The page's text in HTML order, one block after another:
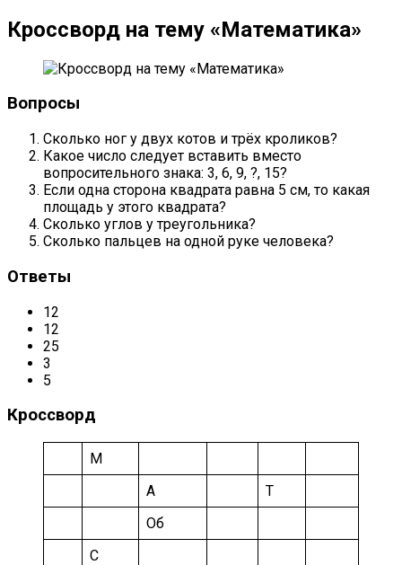
Кроссворд на тему «Математика»
Вопросы
Сколько ног у двух котов и трёх кроликов?
Какое число следует вставить вместо
вопросительного знака: 3, 6, 9, ?, 15?
Если одна сторона квадрата равна 5 см, то какая
площадь у этого квадрата?
Сколько углов у треугольника?
Сколько пальцев на одной руке человека?
Ответы
12
12
25
3
5
Кроссворд
М
А
Т
Об
С